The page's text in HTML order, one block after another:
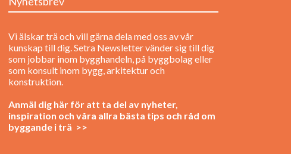
Vi älskar trä och vill gärna dela med oss av vår
kunskap till dig. Setra Newsletter vänder sig till dig
som jobbar inom bygghandeln, på byggbolag eller
som konsult inom bygg, arkitektur och
konstruktion.
Anmäl dig här för att ta del av nyheter,
inspiration och våra allra bästa tips och råd om
byggande i trä >>